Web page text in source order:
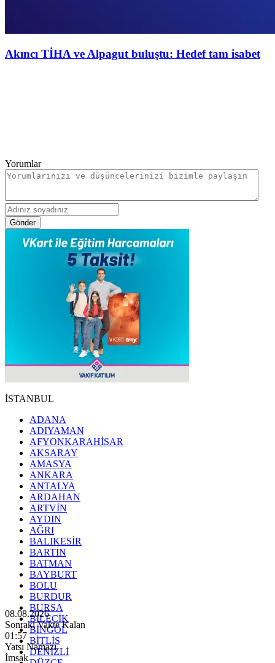
Akıncı TİHA ve Alpagut buluştu: Hedef tam isabet
Yorumlar
Gönder
İSTANBUL
ADANA
ADIYAMAN
AFYONKARAHİSAR
AKSARAY
AMASYA
ANKARA
ANTALYA
ARDAHAN
ARTVİN
AYDIN
AĞRI
BALIKESİR
BARTIN
BATMAN
BAYBURT
BOLU
BURDUR
BURSA
BİLECİK
BİNGÖL
BİTLİS
DENİZLİ
08.08.2026
Sonraki Vakte Kalan
01:55
Yatsı Namazı
İmsak